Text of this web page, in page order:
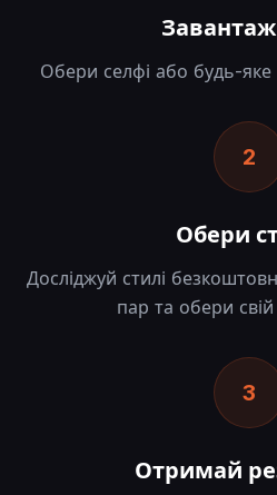
Обери селфі або будь-яке
2
Обери
Досліджуй стилі
пар та обери
3
Отримай